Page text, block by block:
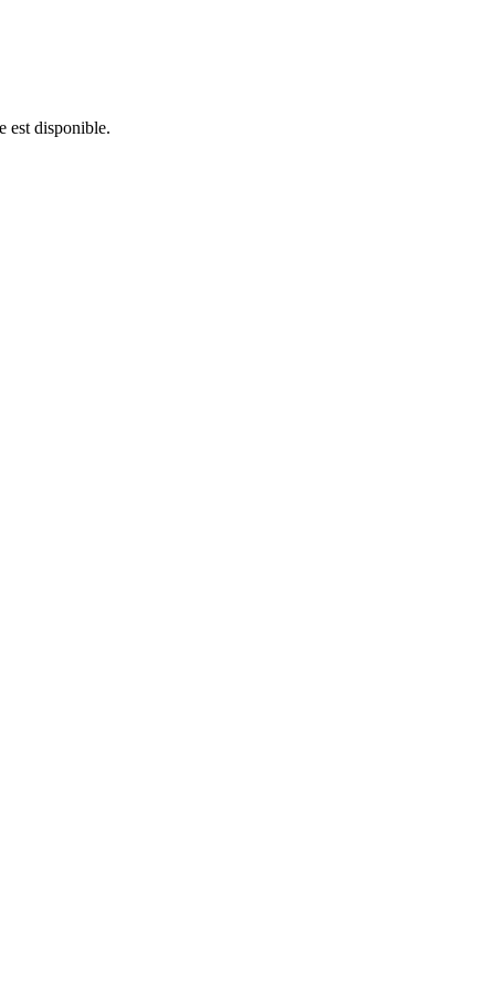
est disponible.